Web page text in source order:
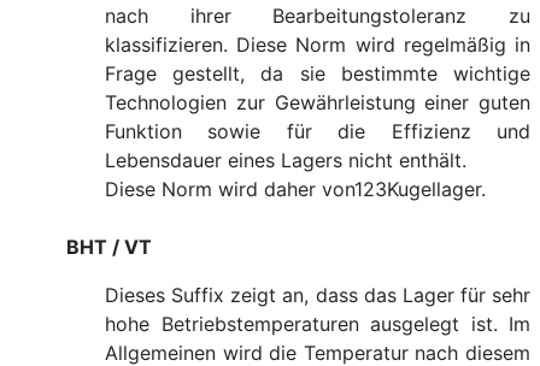
nach ihrer Bearbeitungstoleranz zu
klassifizieren. Diese Norm wird regelmäßig in
Frage gestellt, da sie bestimmte wichtige
Technologien zur Gewährleistung einer guten
Funktion sowie für die Effizienz und
Lebensdauer eines Lagers nicht enthält.
Diese Norm wird daher von123Kugellager.
BHT / VT
Dieses Suffix zeigt an, dass das Lager für sehr
hohe Betriebstemperaturen ausgelegt ist. Im
Allgemeinen wird die Temperatur nach diesem